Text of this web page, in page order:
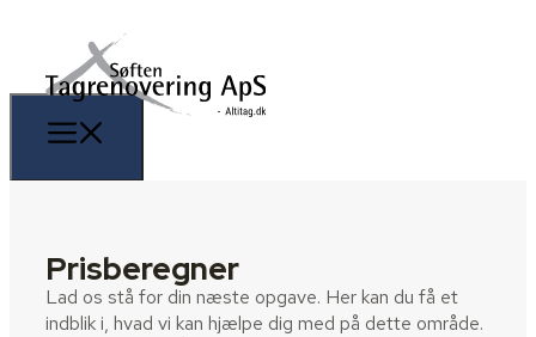
Prisberegner
Lad os stå for din næste opgave. Her kan du få et
indblik i, hvad vi kan hjælpe dig med på dette område.